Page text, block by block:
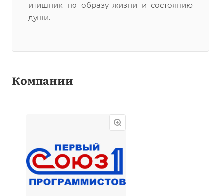
итишник по образу жизни и состоянию
души.
Компании